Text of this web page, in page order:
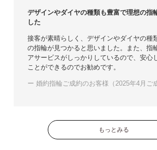
デザインやダイヤの種類も豊富で理想の指
した
接客が素晴らしく、デザインやダイヤの種
の指輪が見つかると思いました。また、指
アサービスがしっかりしているので、安心
ことができるのでお勧めです。
ー 婚約指輪ご成約のお客様（2025年4月ご
もっとみる